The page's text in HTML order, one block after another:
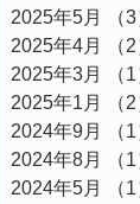
2025年5月
（3
2025年4月
（2
2025年3月
（1
2025年1月
（2
2024年9月
（1
2024年8月
（1
2024年5月
（1